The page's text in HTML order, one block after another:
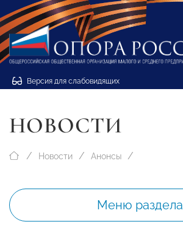
Версия для слабовидящих
НОВОСТИ
Новости Анонсы
Меню раздела